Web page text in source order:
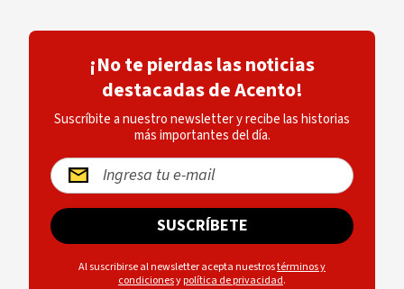
¡No te pierdas las noticias
destacadas de Acento!
Suscríbite a nuestro newsletter y recibe las historias
más importantes del día.
SUSCRÍBETE
Al suscribirse al newsletter acepta nuestrostérminos y
condicionesypolítica de privacidad.